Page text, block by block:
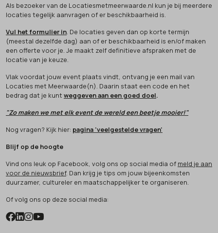
Als bezoeker van de Locatiesmetmeerwaarde.nl kun je bij meerdere
locaties tegelijk aanvragen of er beschikbaarheid is.
Vul het formulier in. De locaties geven dan op korte termijn
(meestal dezelfde dag) aan of er beschikbaarheid is en/of maken
een offerte voor je. Je maakt zelf definitieve afspraken met de
locatie van je keuze.
Vlak voordat jouw event plaats vindt, ontvang je een mail van
Locaties met Meerwaarde(n). Daarin staat een code en het
bedrag dat je kunt weggeven aan een goed doel.
"Zo maken we met elk event de wereld een beetje mooier!"
Nog vragen? Kijk hier: pagina 'veelgestelde vragen'
Blijf op de hoogte
Vind ons leuk op Facebook, volg ons op social media of meld je aan
voor de nieuwsbrief. Dan krijg je tips om jouw bijeenkomsten
duurzamer, cultureler en maatschappelijker te organiseren.
Of volg ons op deze social media: